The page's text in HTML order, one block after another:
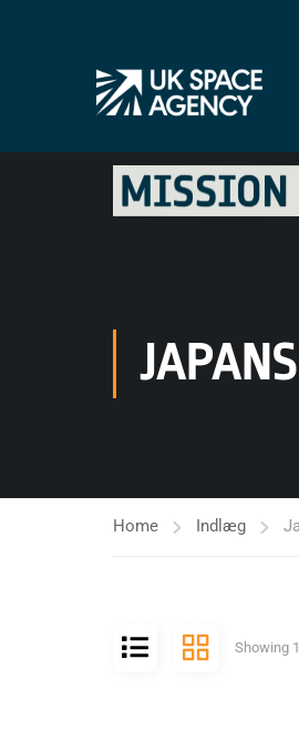
Home Indlæg
Showing